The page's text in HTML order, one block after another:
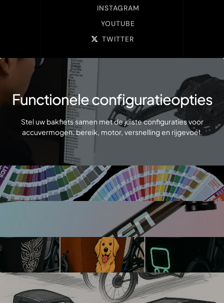
INSTAGRAM
YOUTUBE
TWITTER
Functionele configuratieopties
Stel uw bakfiets samen met de juiste configuraties voor
accuvermogen, bereik, motor, versnelling en rijgevoel.